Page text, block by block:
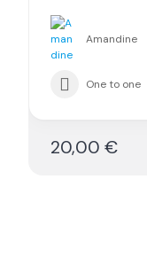
Amandine
One to one
20,00 €